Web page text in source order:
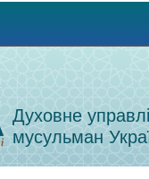
Духовне
мусульман